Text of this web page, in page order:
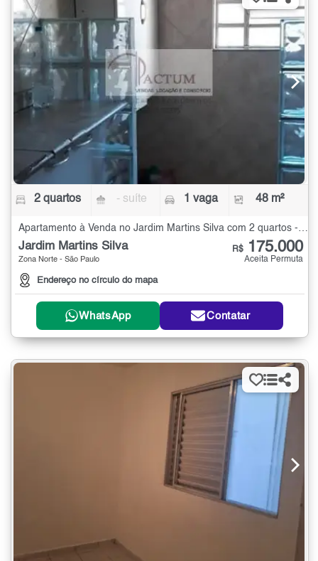
2 quartos - suíte 1 vaga 48 m²
Jardim Martins Silva
Zona Norte - São Paulo
Endereço no círculo do mapa
R$ 175.000
Aceita Permuta
WhatsApp Contatar